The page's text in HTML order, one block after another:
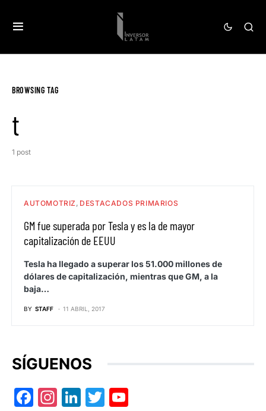
BROWSING TAG
t
1 post
AUTOMOTRIZ DESTACADOS PRIMARIOS
GM fue superada por Tesla y es la de mayor
capitalización de EEUU
Tesla ha llegado a superar los 51.000 millones de
dólares de capitalización, mientras que GM, a la
baja…
BY STAFF 11 ABRIL, 2017
SÍGUENOS
Facebook
Instagram
LinkedIn
Twitter